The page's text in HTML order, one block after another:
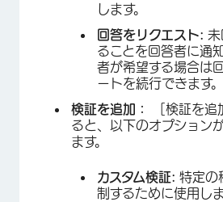
します。
回答をリクエスト: 未
ることを回答者に通
者が希望する場合は
ートを続行できます。
検証を追加：
［検証を
ると、以下のオプション
ます。
カスタム検証: 特定の
制するために使用し